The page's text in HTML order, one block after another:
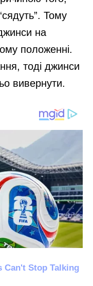
Тому
на
положенні.
тоді джинси
вивернути.